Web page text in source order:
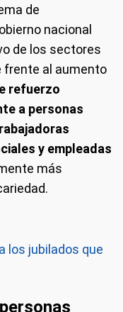
de
nacional
de los sectores
frente al aumento
refuerzo
a personas
y empleadas
más
los jubilados que